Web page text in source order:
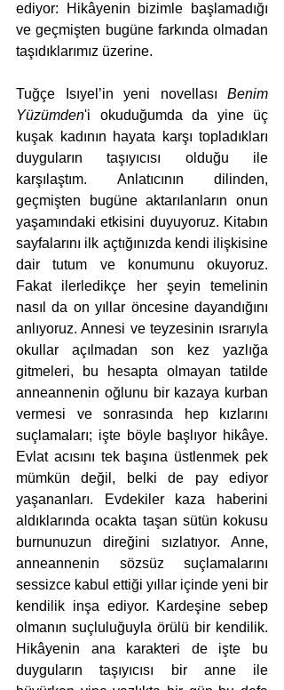
ediyor: Hikâyenin bizimle başlamadığı
ve geçmişten bugüne farkında olmadan
taşıdıklarımız üzerine.
Tuğçe Isıyel’in yeni novellası Benim
Yüzümden'i okuduğumda da yine üç
kuşak kadının hayata karşı topladıkları
duyguların taşıyıcısı olduğu ile
karşılaştım. Anlatıcının dilinden,
geçmişten bugüne aktarılanların onun
yaşamındaki etkisini duyuyoruz. Kitabın
sayfalarını ilk açtığınızda kendi ilişkisine
dair tutum ve konumunu okuyoruz.
Fakat ilerledikçe her şeyin temelinin
nasıl da on yıllar öncesine dayandığını
anlıyoruz. Annesi ve teyzesinin ısrarıyla
okullar açılmadan son kez yazlığa
gitmeleri, bu hesapta olmayan tatilde
anneannenin oğlunu bir kazaya kurban
vermesi ve sonrasında hep kızlarını
suçlamaları; işte böyle başlıyor hikâye.
Evlat acısını tek başına üstlenmek pek
mümkün değil, belki de pay ediyor
yaşananları. Evdekiler kaza haberini
aldıklarında ocakta taşan sütün kokusu
burnunuzun direğini sızlatıyor. Anne,
anneannenin sözsüz suçlamalarını
sessizce kabul ettiği yıllar içinde yeni bir
kendilik inşa ediyor. Kardeşine sebep
olmanın suçluluğuyla örülü bir kendilik.
Hikâyenin ana karakteri de işte bu
duyguların taşıyıcısı bir anne ile